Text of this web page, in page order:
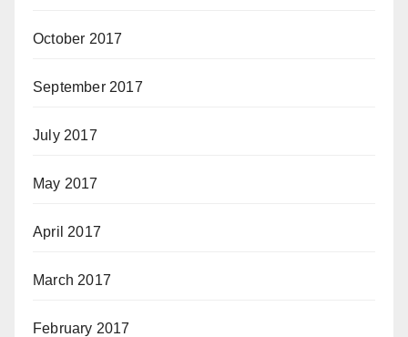
October 2017
September 2017
July 2017
May 2017
April 2017
March 2017
February 2017